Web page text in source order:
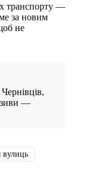
транспорту —
за новим
не
—
вулиць